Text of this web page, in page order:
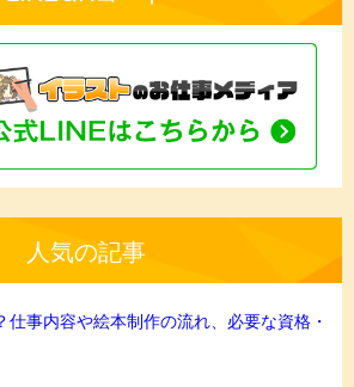
人気の記事
事内容や絵本制作の流れ、必要な資格・